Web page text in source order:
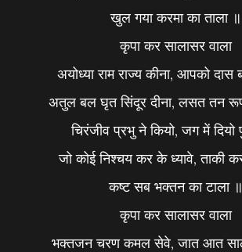
खुल गया करमा का ताला ॥
कृपा कर सालासर वाला
अयोध्या राम राज्य कीना, आपको दास
अतुल बल घृत सिंदूर दीना, लसत तन रूप
चिरंजीव प्रभु ने कियो, जग में दियो
जो कोई निश्चय कर के ध्यावे, ताकी
कष्ट सब भक्तन का टाला ॥
कृपा कर सालासर वाला
भक्तजन चरण कमल सेवे, जात आत